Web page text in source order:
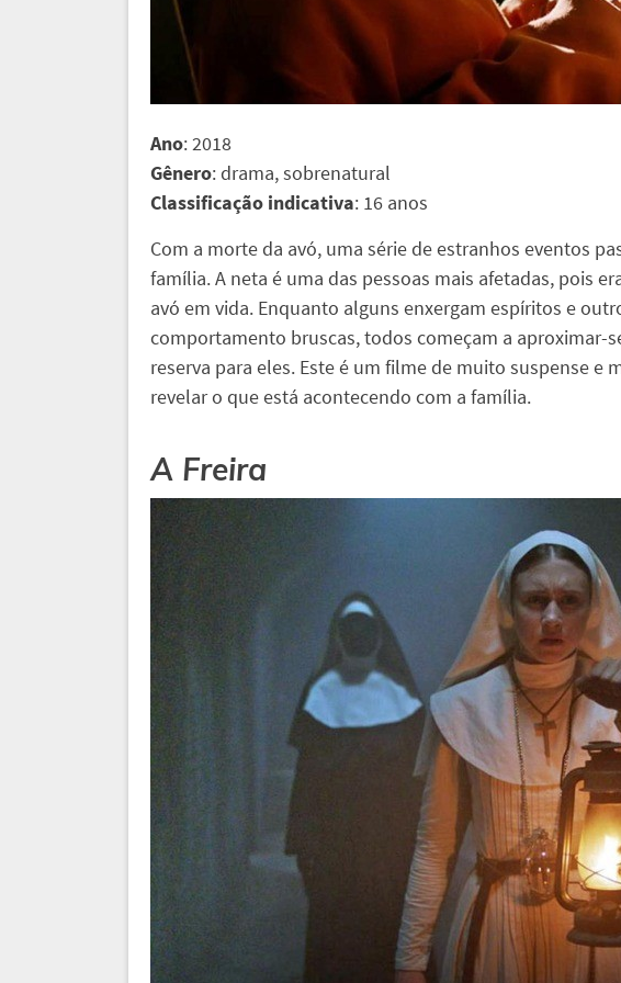
Ano: 2018
Gênero: drama, sobrenatural
Classificação indicativa: 16 anos
Com a morte da avó, uma série de estranhos eventos
família. A neta é uma das pessoas mais afetadas, pois
avó em vida. Enquanto alguns enxergam espíritos e
comportamento bruscas, todos começam a aproximar-
reserva para eles. Este é um filme de muito suspense e
revelar o que está acontecendo com a família.
A Freira